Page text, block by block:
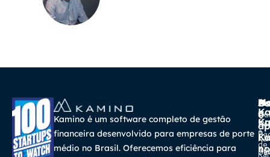
Kamino é um software completo de gestão
financeira desenvolvido para empresas de porte
médio no Brasil. Oferecemos eficiência para
A
a
a
de
o
no